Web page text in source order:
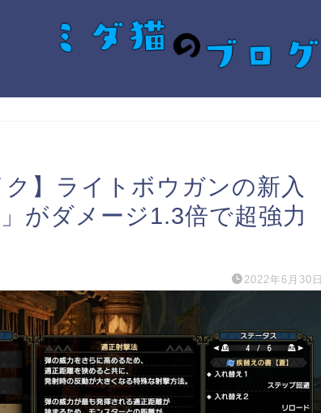
ク】ライトボウガンの新入
がダメージ1.3倍で超強力
2022年6月30日